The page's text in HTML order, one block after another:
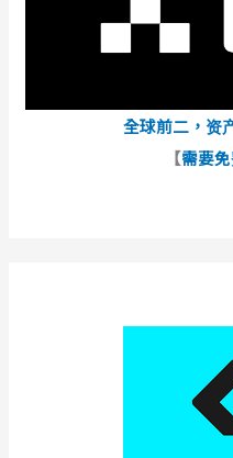
全球前二，资
【需要